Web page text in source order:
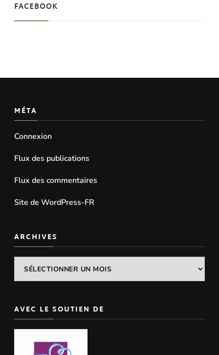
FACEBOOK
MÉTA
Connexion
Flux des publications
Flux des commentaires
Site de WordPress-FR
ARCHIVES
Archives
AVEC LE SOUTIEN DE